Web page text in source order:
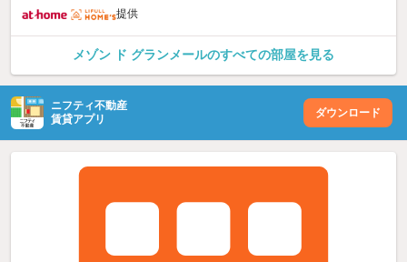
提供
メゾン ド グランメールのすべての部屋を見る
ニフティ不動産
賃貸アプリ
ダウンロード